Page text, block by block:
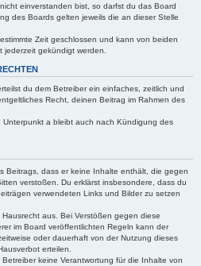
einverstanden bist, so darfst du das Board
des Boards gelten jeweils die an dieser Stelle
Zeit geschlossen und kann von beiden
gekündigt werden.
du dem Betreiber ein einfaches, zeitlich und
Recht, deinen Beitrag im Rahmen des
a bleibt auch nach Kündigung des
Beitrags, dass er keine Inhalte enthält, die gegen
verstoßen. Du erklärst insbesondere, dass du
verwendeten Links und Bilder zu setzen
aus. Bei Verstößen gegen diese
im Board veröffentlichten Regeln kann der
oder dauerhaft von der Nutzung dieses
erteilen.
keine Verantwortung für die Inhalte von